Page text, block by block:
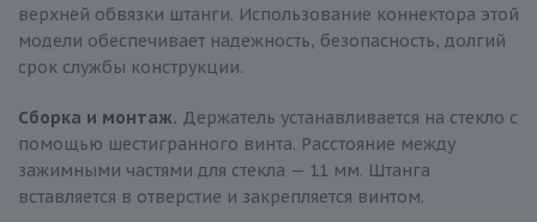
верхней обвязки штанги. Использование коннектора этой
модели обеспечивает надежность, безопасность, долгий
срок службы конструкции.
Сборка и монтаж. Держатель устанавливается на стекло с
помощью шестигранного винта. Расстояние между
зажимными частями для стекла — 11 мм. Штанга
вставляется в отверстие и закрепляется винтом.